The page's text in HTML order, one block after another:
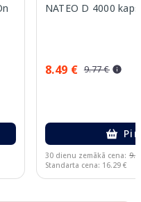
NATEO D 4000
8.49 € 9.77 €
30 dienu zemākā cena:
Standarta cena: 16.29 €